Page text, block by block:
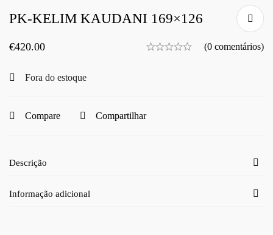
PK-KELIM KAUDANI 169×126
€420.00 (0 comentários)
Fora do estoque
Compare Compartilhar
Descrição
Informação adicional